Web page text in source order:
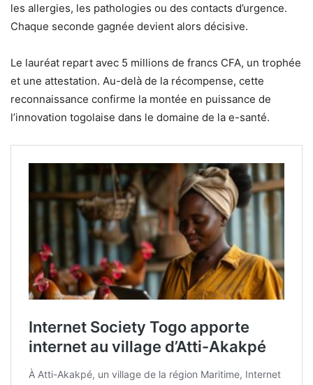
les allergies, les pathologies ou des contacts d’urgence.
Chaque seconde gagnée devient alors décisive.
Le lauréat repart avec 5 millions de francs CFA, un trophée
et une attestation. Au-delà de la récompense, cette
reconnaissance confirme la montée en puissance de
l’innovation togolaise dans le domaine de la e-santé.